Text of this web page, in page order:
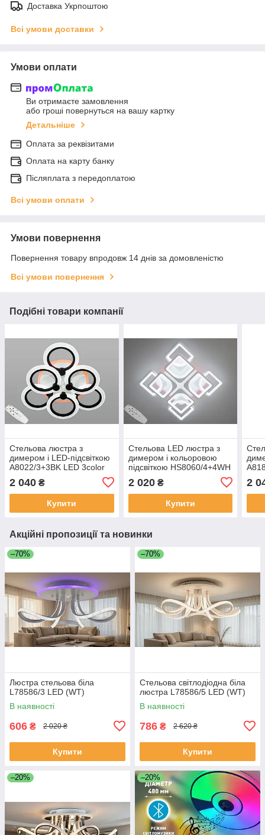
Доставка Укрпоштою
Всі умови доставки
Умови оплати
Ви отримаєте замовлення
або гроші повернуться на вашу картку
Детальніше
Оплата за реквізитами
Оплата на карту банку
Післяплата з передоплатою
Всі умови оплати
Умови повернення
Повернення товару впродовж 14 днів за домовленістю
Всі умови повернення
Подібні товари компанії
Стельова люстра з
димером і LED-підсвіткою
A8022/3+3BK LED 3color
2 040 ₴
Купити
Стельова LED люстра з
димером і кольоровою
підсвіткою HS8060/4+4WH
2 020₴
Купити
2
Акційні пропозиції та новинки
–70%
Люстра стельова біла
L78586/3 LED (WT)
В наявності
606 ₴ 2 020 ₴
Купити
–70%
Стельова світлодіодна біла
люстра L78586/5 LED (WT)
В наявності
786 ₴ 2 620 ₴
Купити
–20% –20%